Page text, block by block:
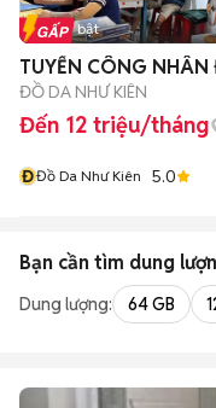
Tin nổi bật
TUYỂN CÔNG
ĐỒ DA NHƯ KIÊN
Đến 12 triệu/tháng
ĐĐồ Da Như Kiên 5.0
Bạn cần tìm dung
Dung lượng: 64 GB